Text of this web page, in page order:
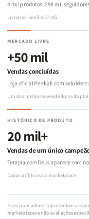
4 mil produtos, 298 mil
Livrarias Família Cristã
MERCADO LIVRE
+50 mil
Vendas concluídas
Loja oficial Penkall com selo
Um dos melhores vendedores da
HISTÓRICO DE PRODUTO
20 mil+
Vendas de um único
Terapia com Deus aparece com
Dados públicos do marketplace
Estes indicadores representam a
marketplaces e não avaliações